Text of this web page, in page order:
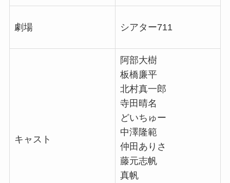
劇場 シアター711
キャスト
阿部大樹
板橋廉平
北村真一郎
寺田晴名
どいちゅー
中澤隆範
仲田ありさ
藤元志帆
真帆